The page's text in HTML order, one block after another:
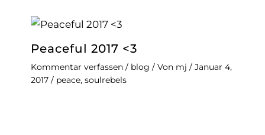
Peaceful 2017 <3
Kommentar verfassen / blog / Von mj / Januar 4,
2017 / peace, soulrebels